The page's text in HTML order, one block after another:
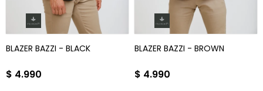
BLAZER BAZZI - BLACK
$ 4.990
BLAZER BAZZI - BROWN
$ 4.990